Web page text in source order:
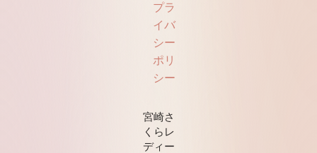
プラ
イバ
シー
ポリ
シー
宮崎さ
くらレ
ディー